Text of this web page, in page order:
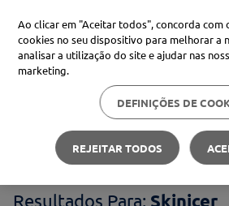
Procure no Marketplace Médis
Pesquisas mais comuns
xiaomi
3º now
Skinicer
Skinicer
Ao clicar em "Aceitar todos", concorda com
cookies no seu dispositivo para melhorar a
analisar a utilização do site e ajudar nas
marketing.
DEFINIÇÕES DE
REJEITAR TODOS